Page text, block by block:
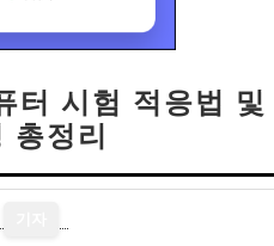
시험 적응법 및
정리